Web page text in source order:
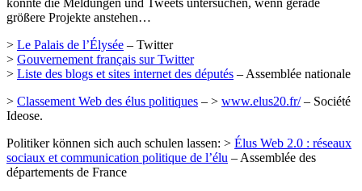
größere Projekte anstehen…
> Le Palais de l’Élysée – Twitter
> Gouvernement français sur Twitter
> Liste des blogs et sites internet des députés – Assemblée nationale
> Classement Web des élus politiques – > www.elus20.fr/– Société
Ideose.
Politiker können sich auch schulen lassen: > Élus Web 2.0 : réseaux
sociaux et communication politique de l’élu – Assemblée des
départements de France